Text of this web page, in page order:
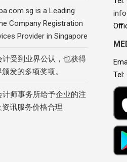
is a Leading
Company Registration
Provider in Singapore
计受到业界公认，也获得
发的多项奖项。
计师事务所给予企业的注
资讯服务价格合理
Tel: